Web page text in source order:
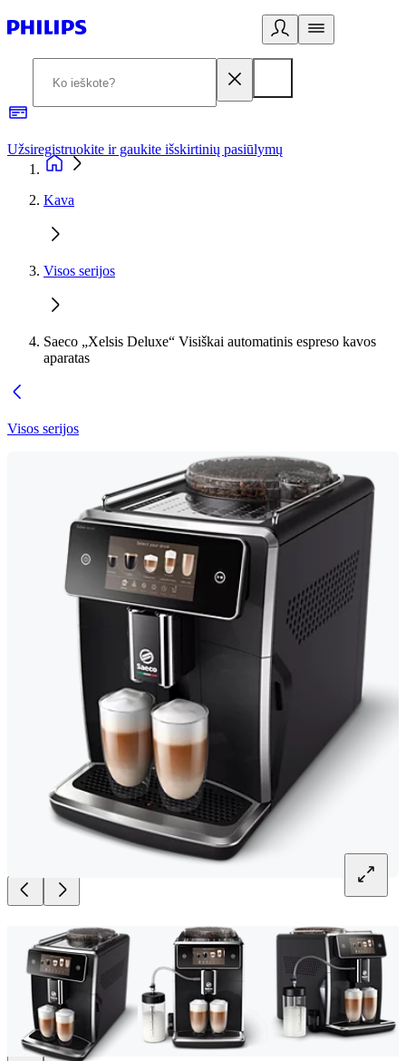
Užsiregistruokite ir gaukite išskirtinių pasiūlymų
Kava
Visos serijos
Saeco „Xelsis Deluxe“ Visiškai automatinis espreso kavos
aparatas
Visos serijos